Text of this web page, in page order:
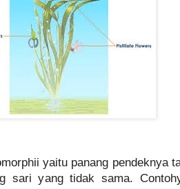
yaitu panang pendeknya
sari yang tidak sama.